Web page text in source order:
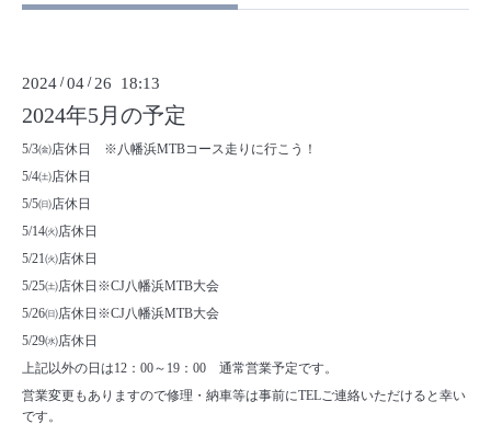
2024 /04 / 26 18:13
2024年5月の予定
5/3㈮店休日 ※八幡浜MTBコース走りに行こう！
5/4㈯店休日
5/5㈰店休日
5/14㈫店休日
5/21㈫店休日
5/25㈯店休日※CJ八幡浜MTB大会
5/26㈰店休日※CJ八幡浜MTB大会
5/29㈬店休日
上記以外の日は12：00～19：00 通常営業予定です。
営業変更もありますので修理・納車等は事前にTELご連絡いただけると幸い
です。